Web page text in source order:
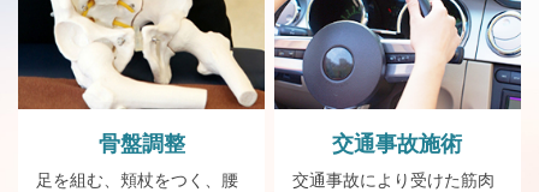
骨盤調整
足を組む、頬杖をつく、腰
交通事故施術
交通事故により受けた筋肉